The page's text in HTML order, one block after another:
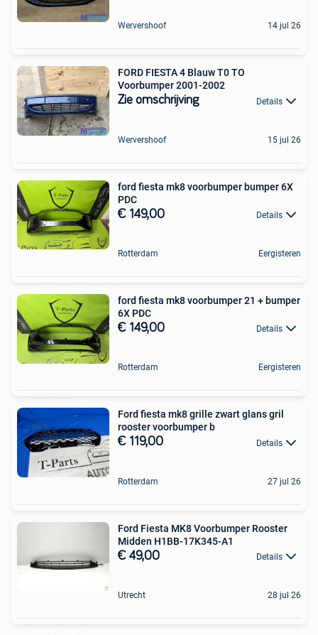
Wervershoof 14 jul 26
FORD FIESTA 4 Blauw T0 TO
Voorbumper 2001-2002
Zie omschrijving Details
Wervershoof 15 jul 26
ford fiesta mk8 voorbumper bumper 6X
PDC
€ 149,00 Details
Rotterdam Eergisteren
ford fiesta mk8 voorbumper 21 + bumper
6X PDC
€ 149,00 Details
Rotterdam Eergisteren
Ford fiesta mk8 grille zwart glans gril
rooster voorbumper b
€ 119,00 Details
Rotterdam 27 jul 26
Ford Fiesta MK8 Voorbumper Rooster
Midden H1BB-17K345-A1
€ 49,00 Details
Utrecht 28 jul 26